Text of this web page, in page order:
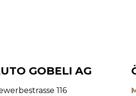
GOBELI AG
116